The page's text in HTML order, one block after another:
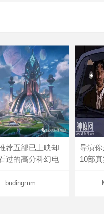
荐五部已上映却
过的高分科幻电
budingmm
导演
10部